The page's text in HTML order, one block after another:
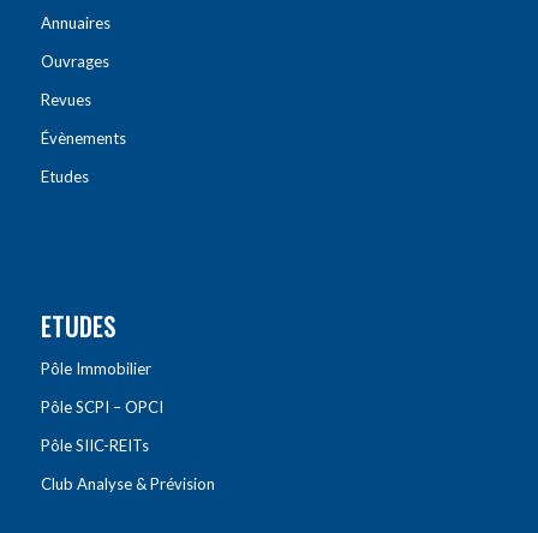
Annuaires
Ouvrages
Revues
Évènements
Etudes
ETUDES
Pôle Immobilier
Pôle SCPI – OPCI
Pôle SIIC-REITs
Club Analyse & Prévision